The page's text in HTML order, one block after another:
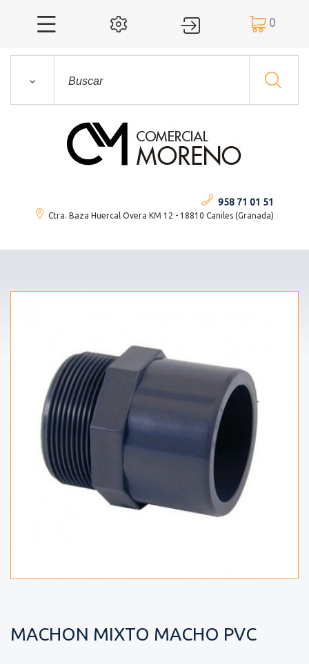
    0
958 71 01 51
Ctra. Baza Huercal Overa KM 12 - 18810 Caniles (Granada)
MACHON MIXTO MACHO PVC